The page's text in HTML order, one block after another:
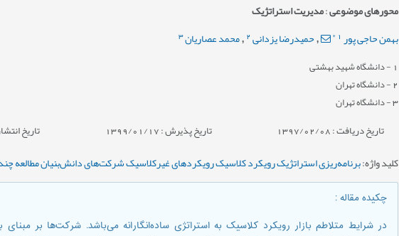
محورهای موضوعی:مدیریت استراتژیک
بهمن حاجی پور 1
*
,حمیدرضا یزدانی2
,محمد عصاریان3
1 - دانشگاه شهید بهشتی
2- دانشگاه تهران
3- دانشگاه تهران
تاریخ دریافت : 1397/02/08 تاریخ پذیرش : 1399/01/17 تاریخ انتشار :
کلید واژه:برنامه‌ریزی استراتژیک رویکرد کلاسیک رویکردهای غیرکلاسیک شرکت‌های دانش‌بنیان مطالعه
چکیده مقاله:
در شرایط متلاطم بازار رویکرد کلاسیک به استراتژی ساده‌انگارانه می‌باشد. شرکت‌ها بر